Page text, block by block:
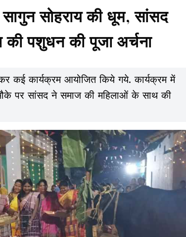
सोहराय की धूम, सांसद
पशुधन की पूजा अर्चना
कई कार्यक्रम आयोजित किये गये. कार्यक्रम में
पर सांसद ने समाज की महिलाओं के साथ की